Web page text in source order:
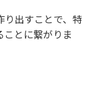
り出すことで、特
とに繋がりま